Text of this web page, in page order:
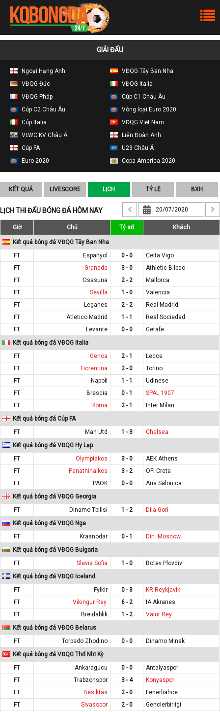
GIẢI ĐẤU
Ngoại Hạng Anh
VĐQG Tây Ban Nha
VĐQG Đức
VĐQG Italia
VĐQG Pháp
Cúp C1 Châu Âu
Cúp C2 Châu Âu
Vòng loại Euro 2020
Cúp Italia
VĐQG Việt Nam
VLWC KV Châu Á
Liên Đoàn Anh
Cúp FA
U23 Châu Á
Euro 2020
Copa America 2020
KẾT QUẢ LIVESCORE LỊCH TỶ LỆ BXH
LỊCH THI ĐẤU BÓNG ĐÁ HÔM NAY
Giờ Chủ Tỷ số Khách
Kết quả bóng đá VĐQG Tây Ban Nha
FT
Espanyol 0 - 0
Celta Vigo
FT
Granada 3 - 0
Athletic Bilbao
FT
Osasuna 2 - 2
Mallorca
FT
Sevilla 1 - 0
Valencia
FT
Leganes 2 - 2
Real Madrid
FT
Atletico Madrid 1 - 1
Real Sociedad
FT
Levante 0 - 0
Getafe
Kết quả bóng đá VĐQG Italia
FT
Genoa 2 - 1
Lecce
FT
Fiorentina 2 - 0
Torino
FT
Napoli 1 - 1
Udinese
FT
Brescia 0 - 1
SPAL 1907
FT
Roma 2 - 1
Inter Milan
Kết quả bóng đá Cúp FA
FT
Man Utd 1 - 3
Chelsea
Kết quả bóng đá VĐQG Hy Lạp
FT
Olympiakos 3 - 0
AEK Athens
FT
Panathinaikos 3 - 2
OFI Creta
FT
PAOK 0 - 0
Aris Salonica
Kết quả bóng đá VĐQG Georgia
FT
Dinamo Tbilisi 1 - 2
Dila Gori
Kết quả bóng đá VĐQG Nga
FT
Krasnodar 0 - 1
Din. Moscow
Kết quả bóng đá VĐQG Bulgaria
FT
Slavia Sofia 1 - 0
Botev Plovdiv
Kết quả bóng đá VĐQG Iceland
FT
Fylkir 0 - 3
KR Reykjavik
FT
Vikingur Rey. 6 - 2
IA Akranes
FT
Breidablik 1 - 2
Valur Rey.
Kết quả bóng đá VĐQG Belarus
FT
Torpedo Zhodino 0 - 0
Dinamo Minsk
Kết quả bóng đá VĐQG Thổ Nhĩ Kỳ
FT
Ankaragucu 0 - 0
Antalyaspor
FT
Trabzonspor 3 - 4
Konyaspor
FT
Besiktas 2 - 0
Fenerbahce
FT
Sivasspor 2 - 0
Genclerbirligi